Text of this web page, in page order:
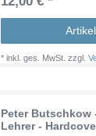
*inkl. ges. MwSt. zzgl.
Peter Butschkow
Lehrer -